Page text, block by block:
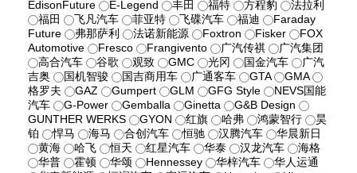
EdisonFuture
E-Legend 丰田 福特 方程豹
法拉利
福田
飞凡汽车 菲亚特 飞碟汽车 福迪
Faraday
Future
弗那萨利 法诺新能源 Foxtron Fisker
FOX
Automotive
Fresco Frangivento 广汽传祺
广汽集团
高合汽车
谷歌 观致 GMC 光冈 国金汽车
广汽
吉奥
国机智骏 国吉商用车 广通客车 GTA
GMA
格罗夫
GAZ Gumpert GLM GFG Style
NEVS国能
汽车
G-Power Gemballa Ginetta
G&B Design
GUNTHER WERKS
GYON 红旗 哈弗 鸿蒙智行
昊
铂
悍马 海马 合创汽车 恒驰 汉腾汽车
华晨新日
黄海
哈飞 恒天 红星汽车 华泰 汉龙汽车
海格
华普
霍顿 华颂 Hennessey 华梓汽车
华人运通